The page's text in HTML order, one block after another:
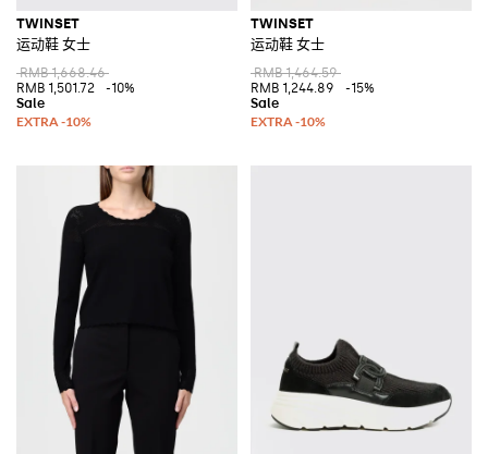
TWINSET
运动鞋 女士
RMB 1,668.46
RMB 1,501.72
-10%
TWINSET
运动鞋 女士
RMB 1,464.59
RMB 1,244.89
-15%